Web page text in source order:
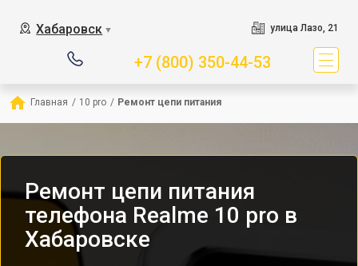
Хабаровск ▼ улица Лазо, 21
+7 (800) 350-44-53
Главная / 10 pro / Ремонт цепи питания
Ремонт цепи питания
телефона Realme 10 pro в
Хабаровске